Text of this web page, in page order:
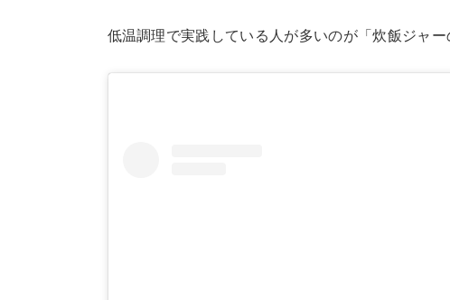
低温調理で実践している人が多いのが「炊飯ジャ